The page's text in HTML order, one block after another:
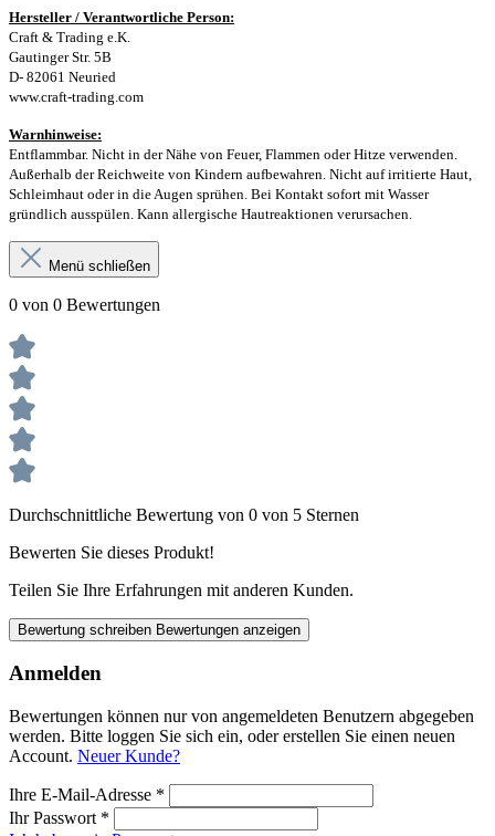
Hersteller / Verantwortliche Person:
Craft & Trading e.K.
Gautinger Str. 5B
D- 82061 Neuried
www.craft-trading.com
Warnhinweise:
Entflammbar. Nicht in der Nähe von Feuer, Flammen oder Hitze verwenden.
Außerhalb der Reichweite von Kindern aufbewahren. Nicht auf irritierte Haut,
Schleimhaut oder in die Augen sprühen. Bei Kontakt sofort mit Wasser
gründlich ausspülen. Kann allergische Hautreaktionen verursachen.
Menü schließen
0 von 0 Bewertungen
Durchschnittliche Bewertung von 0 von 5 Sternen
Bewerten Sie dieses Produkt!
Teilen Sie Ihre Erfahrungen mit anderen Kunden.
Bewertung schreiben Bewertungen anzeigen
Anmelden
Bewertungen können nur von angemeldeten Benutzern abgegeben
werden. Bitte loggen Sie sich ein, oder erstellen Sie einen neuen
Account. Neuer Kunde?
Ihre E-Mail-Adresse *
Ihr Passwort *